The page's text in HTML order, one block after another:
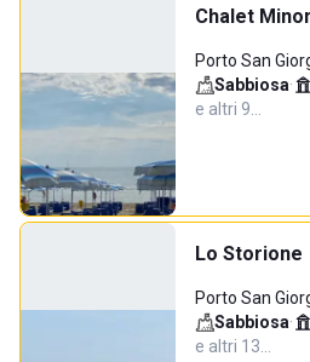
Chalet
Porto San
Sabbiosa·
e altri 9…
Lo Storione
Porto San
Sabbiosa·
e altri 13…